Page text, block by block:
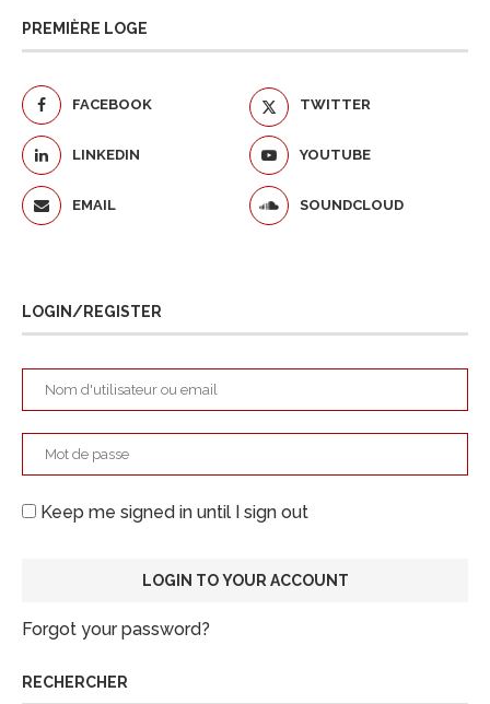
PREMIÈRE LOGE
FACEBOOK TWITTER
LINKEDIN YOUTUBE
EMAIL SOUNDCLOUD
LOGIN/REGISTER
Keep me signed in until I sign out
Forgot your password?
RECHERCHER